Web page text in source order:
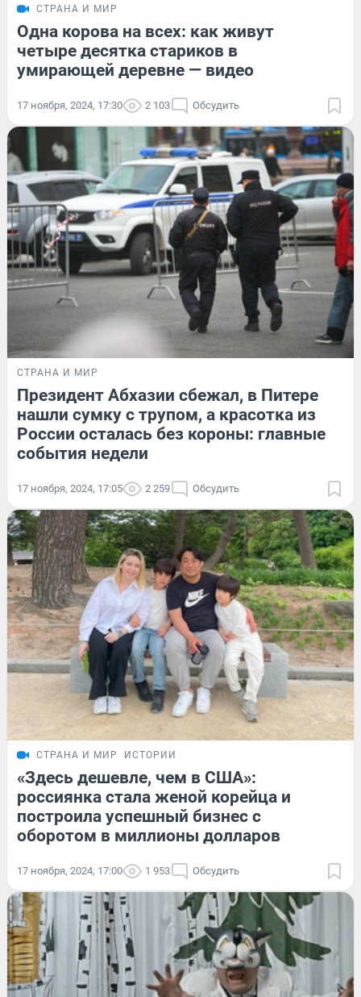
СТРАНА И МИР
Одна корова на всех: как живут
четыре десятка стариков в
умирающей деревне — видео
17 ноября, 2024, 17:30 2 103 Обсудить
СТРАНА И МИР
Президент Абхазии сбежал, в Питере
нашли сумку с трупом, а красотка из
России осталась без короны: главные
события недели
17 ноября, 2024, 17:05 2 259 Обсудить
СТРАНА И МИР ИСТОРИИ
«Здесь дешевле, чем в США»:
россиянка стала женой корейца и
построила успешный бизнес с
оборотом в миллионы долларов
17 ноября, 2024, 17:00 1 953 Обсудить